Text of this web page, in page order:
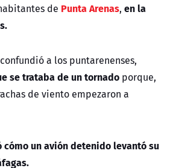
de Punta Arenas, en la
a los puntarenenses,
se trataba de un tornado porque,
de viento empezaron a
cómo un avión detenido levantó su